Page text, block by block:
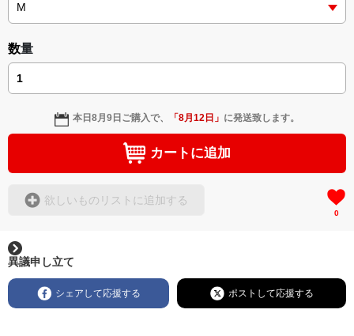
数量
本日8月9日 ご購入で、 「8月12日 」 に発送致します。
カートに追加
欲しいものリストに追加する
0
異議申し立て
シェアして応援する ポストして応援する